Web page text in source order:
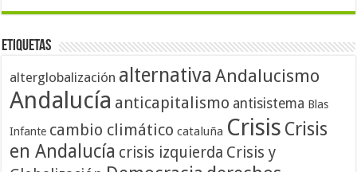
Etiquetas
alterglobalización alternativa Andalucismo
Andalucía anticapitalismo antisistema Blas
Infante cambio climático cataluña Crisis Crisis
en Andalucía crisis izquierda Crisis y